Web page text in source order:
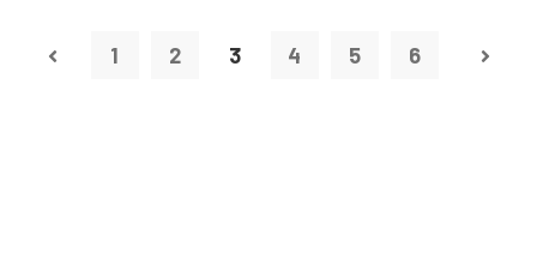
1 2 3 4 5 6